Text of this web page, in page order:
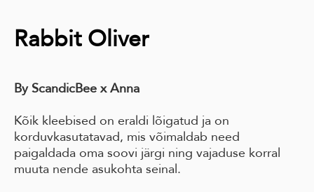
Rabbit Oliver
By ScandicBee x Anna
Kõik kleebised on eraldi lõigatud ja on
korduvkasutatavad, mis võimaldab need
paigaldada oma soovi järgi ning vajaduse korral
muuta nende asukohta seinal.